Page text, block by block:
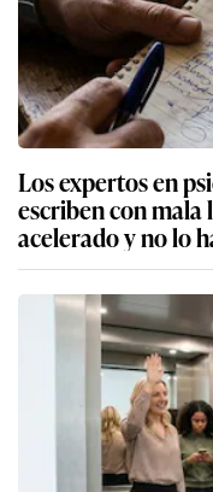
Los expertos en
escriben con
acelerado y no lo